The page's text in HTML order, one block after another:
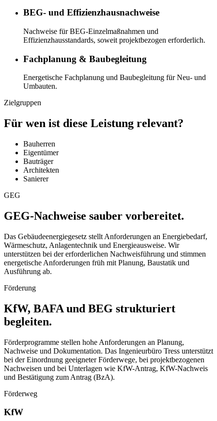
BEG- und Effizienzhausnachweise
Nachweise für BEG-Einzelmaßnahmen und
Effizienzhausstandards, soweit projektbezogen erforderlich.
Fachplanung & Baubegleitung
Energetische Fachplanung und Baubegleitung für Neu- und
Umbauten.
Zielgruppen
Für wen ist diese Leistung relevant?
Bauherren
Eigentümer
Bauträger
Architekten
Sanierer
GEG
GEG-Nachweise sauber vorbereitet.
Das Gebäudeenergiegesetz stellt Anforderungen an Energiebedarf,
Wärmeschutz, Anlagentechnik und Energieausweise. Wir
unterstützen bei der erforderlichen Nachweisführung und stimmen
energetische Anforderungen früh mit Planung, Baustatik und
Ausführung ab.
Förderung
KfW, BAFA und BEG strukturiert
begleiten.
Förderprogramme stellen hohe Anforderungen an Planung,
Nachweise und Dokumentation. Das Ingenieurbüro Tress unterstützt
bei der Einordnung geeigneter Förderwege, bei projektbezogenen
Nachweisen und bei Unterlagen wie KfW-Antrag, KfW-Nachweis
und Bestätigung zum Antrag (BzA).
Förderweg
KfW